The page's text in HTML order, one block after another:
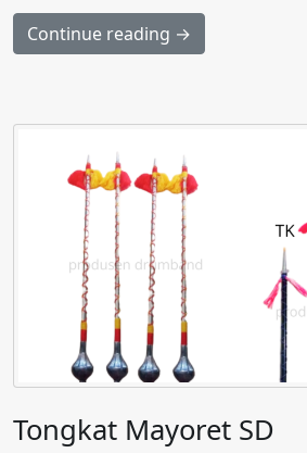
Continue reading →
Tongkat Mayoret SD